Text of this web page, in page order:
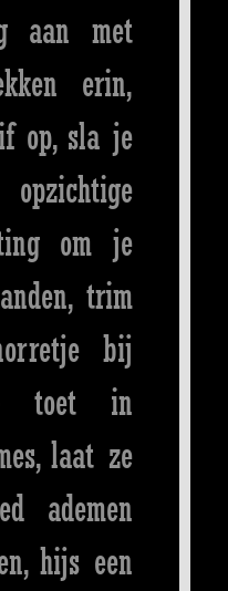
aan met
erin,
op, sla je
om je
trim
bij
toet in
laat ze
ademen
hijs een